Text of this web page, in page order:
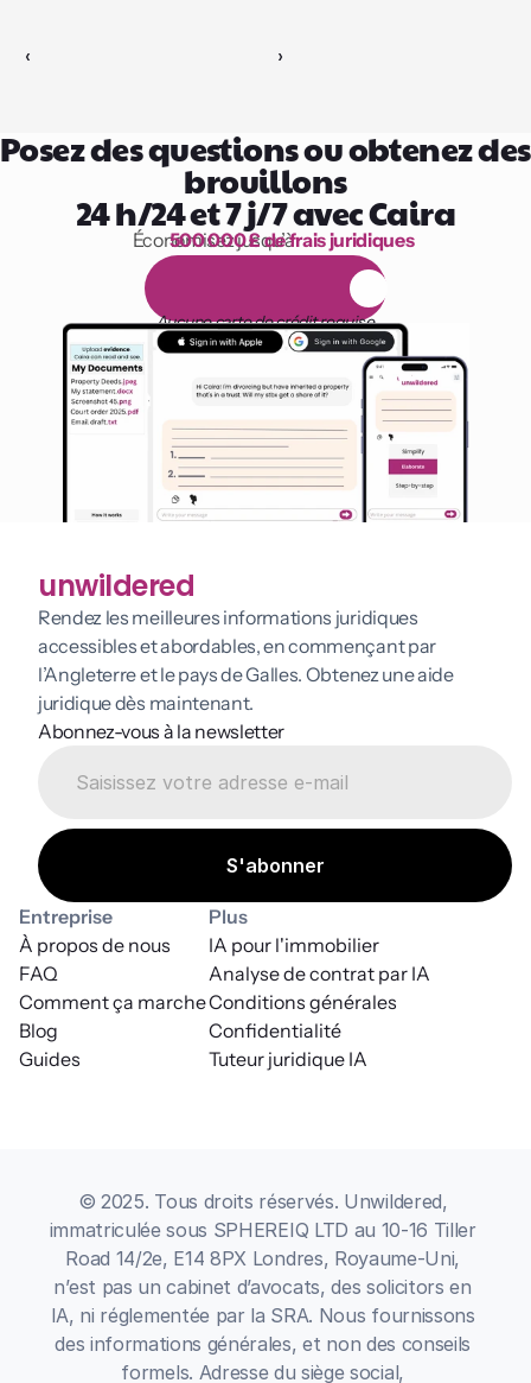
‹ ›
Posez des questions ou obtenez des
brouillons
24 h/24 et 7 j/7 avec Caira
1 000 heures de lecture
Économisez jusqu’à
500 000 £ de frais juridiques
E s
Aucune carte de crédit requise
unwildered
Rendez les meilleures informations juridiques
accessibles et abordables, en commençant par
l’Angleterre et le pays de Galles. Obtenez une aide
juridique dès maintenant.
Abonnez-vous à la newsletter
Entreprise
À propos de nous
FAQ
Comment ça marche
Blog
Guides
Plus
Conditions générales
Analyse de contrat par IA
Tuteur juridique IA
Confidentialité
IA pour l'immobilier
© 2025. Tous droits réservés. Unwildered,
immatriculée sous SPHEREIQ LTD au 10-16 Tiller
Road 14/2e, E14 8PX Londres, Royaume-Uni,
n’est pas un cabinet d’avocats, des solicitors en
IA, ni réglementée par la SRA. Nous fournissons
des informations générales, et non des conseils
formels. Adresse du siège social,